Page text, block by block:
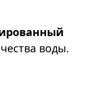
воды.